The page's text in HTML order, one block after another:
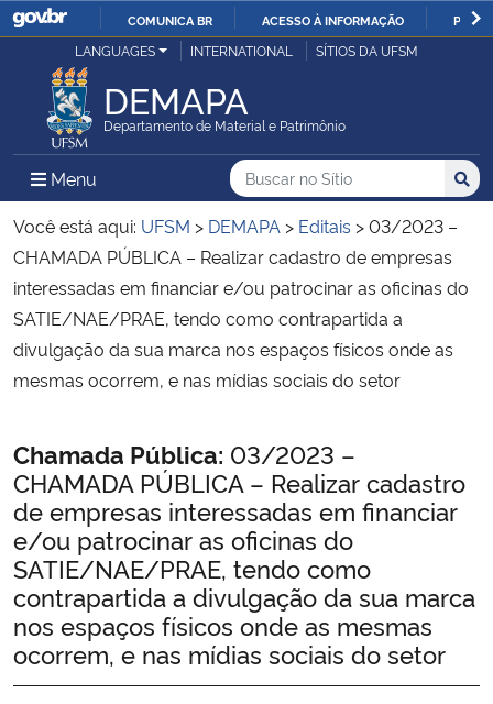
IR
O
COMUNICA BR ACESSO À INFORMAÇÃO
Ministério da Justiça e Segurança Pública
Ministério da Defesa
Ministério das Relações Exteriores
Ministério da Economia
Ministério da Agricultura, Pecuária e Abastecimento
Ministério da Educação
Ministério da Cidadania
Ministério da Saúde
Ministério de Minas e Energia
Ministério da Ciência, Tecnologia, Inovações e Comunicações
LANGUAGES INTERNATIONAL SÍTIOS DA UFSM
DEMAPA
Departamento de Material e Patrimônio
Menu Menu Principal do Sítio
Busca
Buscar no no Sítio
Busca:
Você está aqui: UFSM > DEMAPA > Editais >03/2023 –
CHAMADA PÚBLICA – Realizar cadastro de empresas
interessadas em financiar e/ou patrocinar as oficinas do
SATIE/NAE/PRAE, tendo como contrapartida a
divulgação da sua marca nos espaços físicos onde as
mesmas ocorrem, e nas mídias sociais do setor
Início do conteúdo
Chamada Pública: 03/2023 –
CHAMADA PÚBLICA – Realizar cadastro
de empresas interessadas em financiar
e/ou patrocinar as oficinas do
SATIE/NAE/PRAE, tendo como
contrapartida a divulgação da sua marca
nos espaços físicos onde as mesmas
ocorrem, e nas mídias sociais do setor